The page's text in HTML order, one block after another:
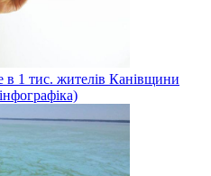
в 1 тис. жителів Канівщини